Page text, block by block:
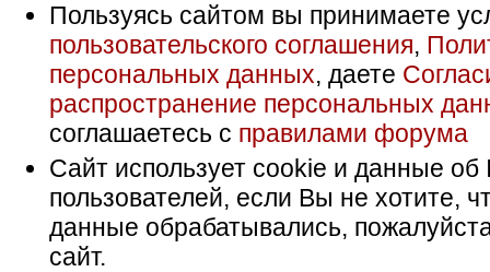
Пользуясь сайтом вы принимаете
пользовательского соглашения,
персональных данных, даете
распространение персональных
соглашаетесь с правилами форума
Сайт использует cookie и данные об
пользователей, если Вы не хотите,
данные обрабатывались,
сайт.